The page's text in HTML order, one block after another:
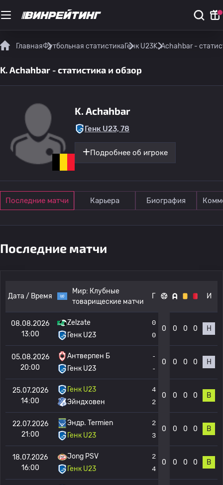
ГлавнаяФутбольная статистикаГенк U23K. Achahbar -
K. Achahbar - статистика и обзор
K. Achahbar
Генк U23, 78
Подробнее об игроке
Последние матчи Карьера Биография
Последние матчи
Дата / Время
Мир: Клубные
товарищеские матчи
Г И
08.08.2026
13:00
Zelzate
Генк U23
0
0
0 0 0 0 Н
05.08.2026
20:00
Антверпен Б
Генк U23
-
-
0 0 0 0 Н
25.07.2026
14:00
Генк U23
Эйндховен
4
2
0 0 0 0 В
22.07.2026
21:00
Эндр. Termien
Генк U23
2
3
0 0 0 0 В
18.07.2026
16:00
Jong PSV
Генк U23
2
4
0 0 0 0 В